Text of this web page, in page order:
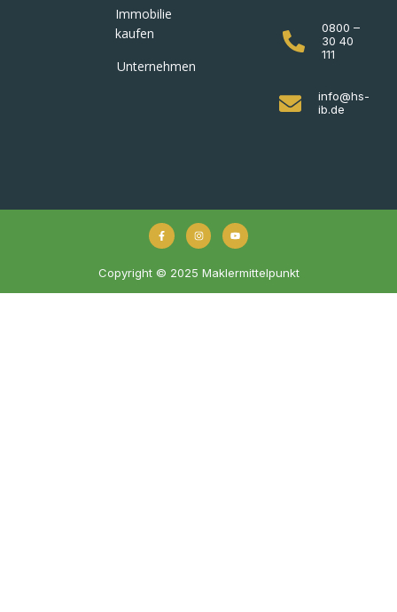
Immobilie
kaufen
Unternehmen
0800 –
30 40
111
info@hs-
ib.de
Copyright © 2025 Maklermittelpunkt